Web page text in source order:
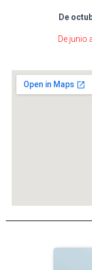
De
De junio